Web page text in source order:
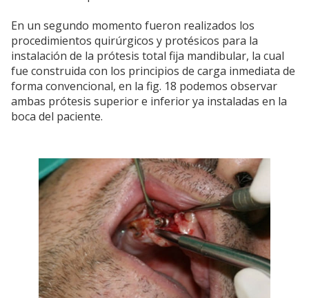
En un segundo momento fueron realizados los
procedimientos quirúrgicos y protésicos para la
instalación de la prótesis total fija mandibular, la cual
fue construida con los principios de carga inmediata de
forma convencional, en la fig. 18 podemos observar
ambas prótesis superior e inferior ya instaladas en la
boca del paciente.